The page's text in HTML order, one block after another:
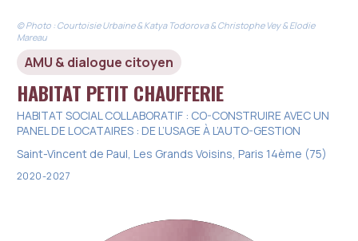
© Photo : Courtoisie Urbaine & Katya Todorova & Christophe Vey & Elodie
Mareau
AMU & dialogue citoyen
HABITAT PETIT CHAUFFERIE
HABITAT SOCIAL COLLABORATIF : CO-CONSTRUIRE AVEC UN
PANEL DE LOCATAIRES : DE L’USAGE À L’AUTO-GESTION
Saint-Vincent de Paul, Les Grands Voisins, Paris 14ème (75)
2020-2027